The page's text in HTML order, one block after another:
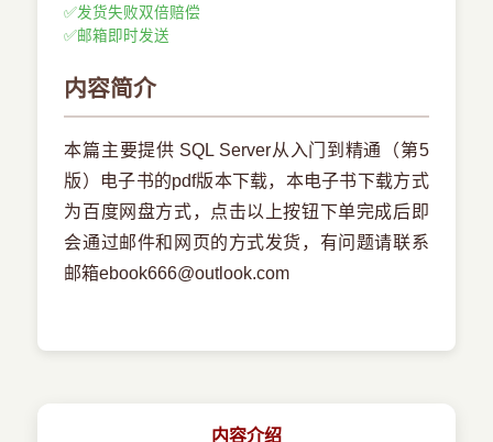
✅发货失败双倍赔偿
✅邮箱即时发送
内容简介
本篇主要提供 SQL Server从入门到精通（第5
版）电子书的pdf版本下载，本电子书下载方式
为百度网盘方式，点击以上按钮下单完成后即
会通过邮件和网页的方式发货，有问题请联系
邮箱ebook666@outlook.com
内容介绍